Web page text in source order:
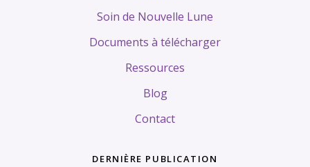
Soin de Nouvelle Lune
Documents à télécharger
Ressources
Blog
Contact
DERNIÈRE PUBLICATION